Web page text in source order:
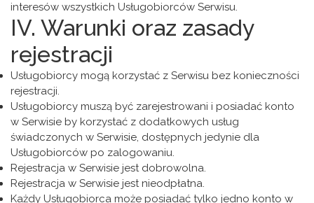
interesów wszystkich Usługobiorców Serwisu.
IV. Warunki oraz zasady
rejestracji
Usługobiorcy mogą korzystać z Serwisu bez konieczności
rejestracji.
Usługobiorcy muszą być zarejestrowani i posiadać konto
w Serwisie by korzystać z dodatkowych usług
świadczonych w Serwisie, dostępnych jedynie dla
Usługobiorców po zalogowaniu.
Rejestracja w Serwisie jest dobrowolna.
Rejestracja w Serwisie jest nieodpłatna.
Każdy Usługobiorca może posiadać tylko jedno konto w